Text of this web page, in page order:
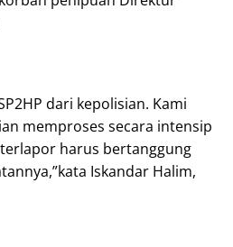
dari kepolisian. Kami
memproses secara intensip
harus bertanggung
Iskandar Halim,